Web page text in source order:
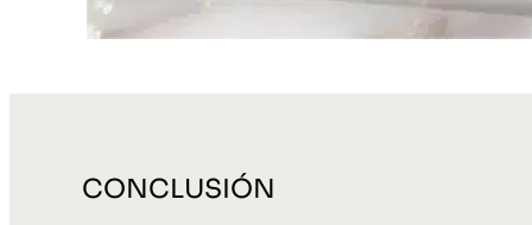
CONCLUSIÓN